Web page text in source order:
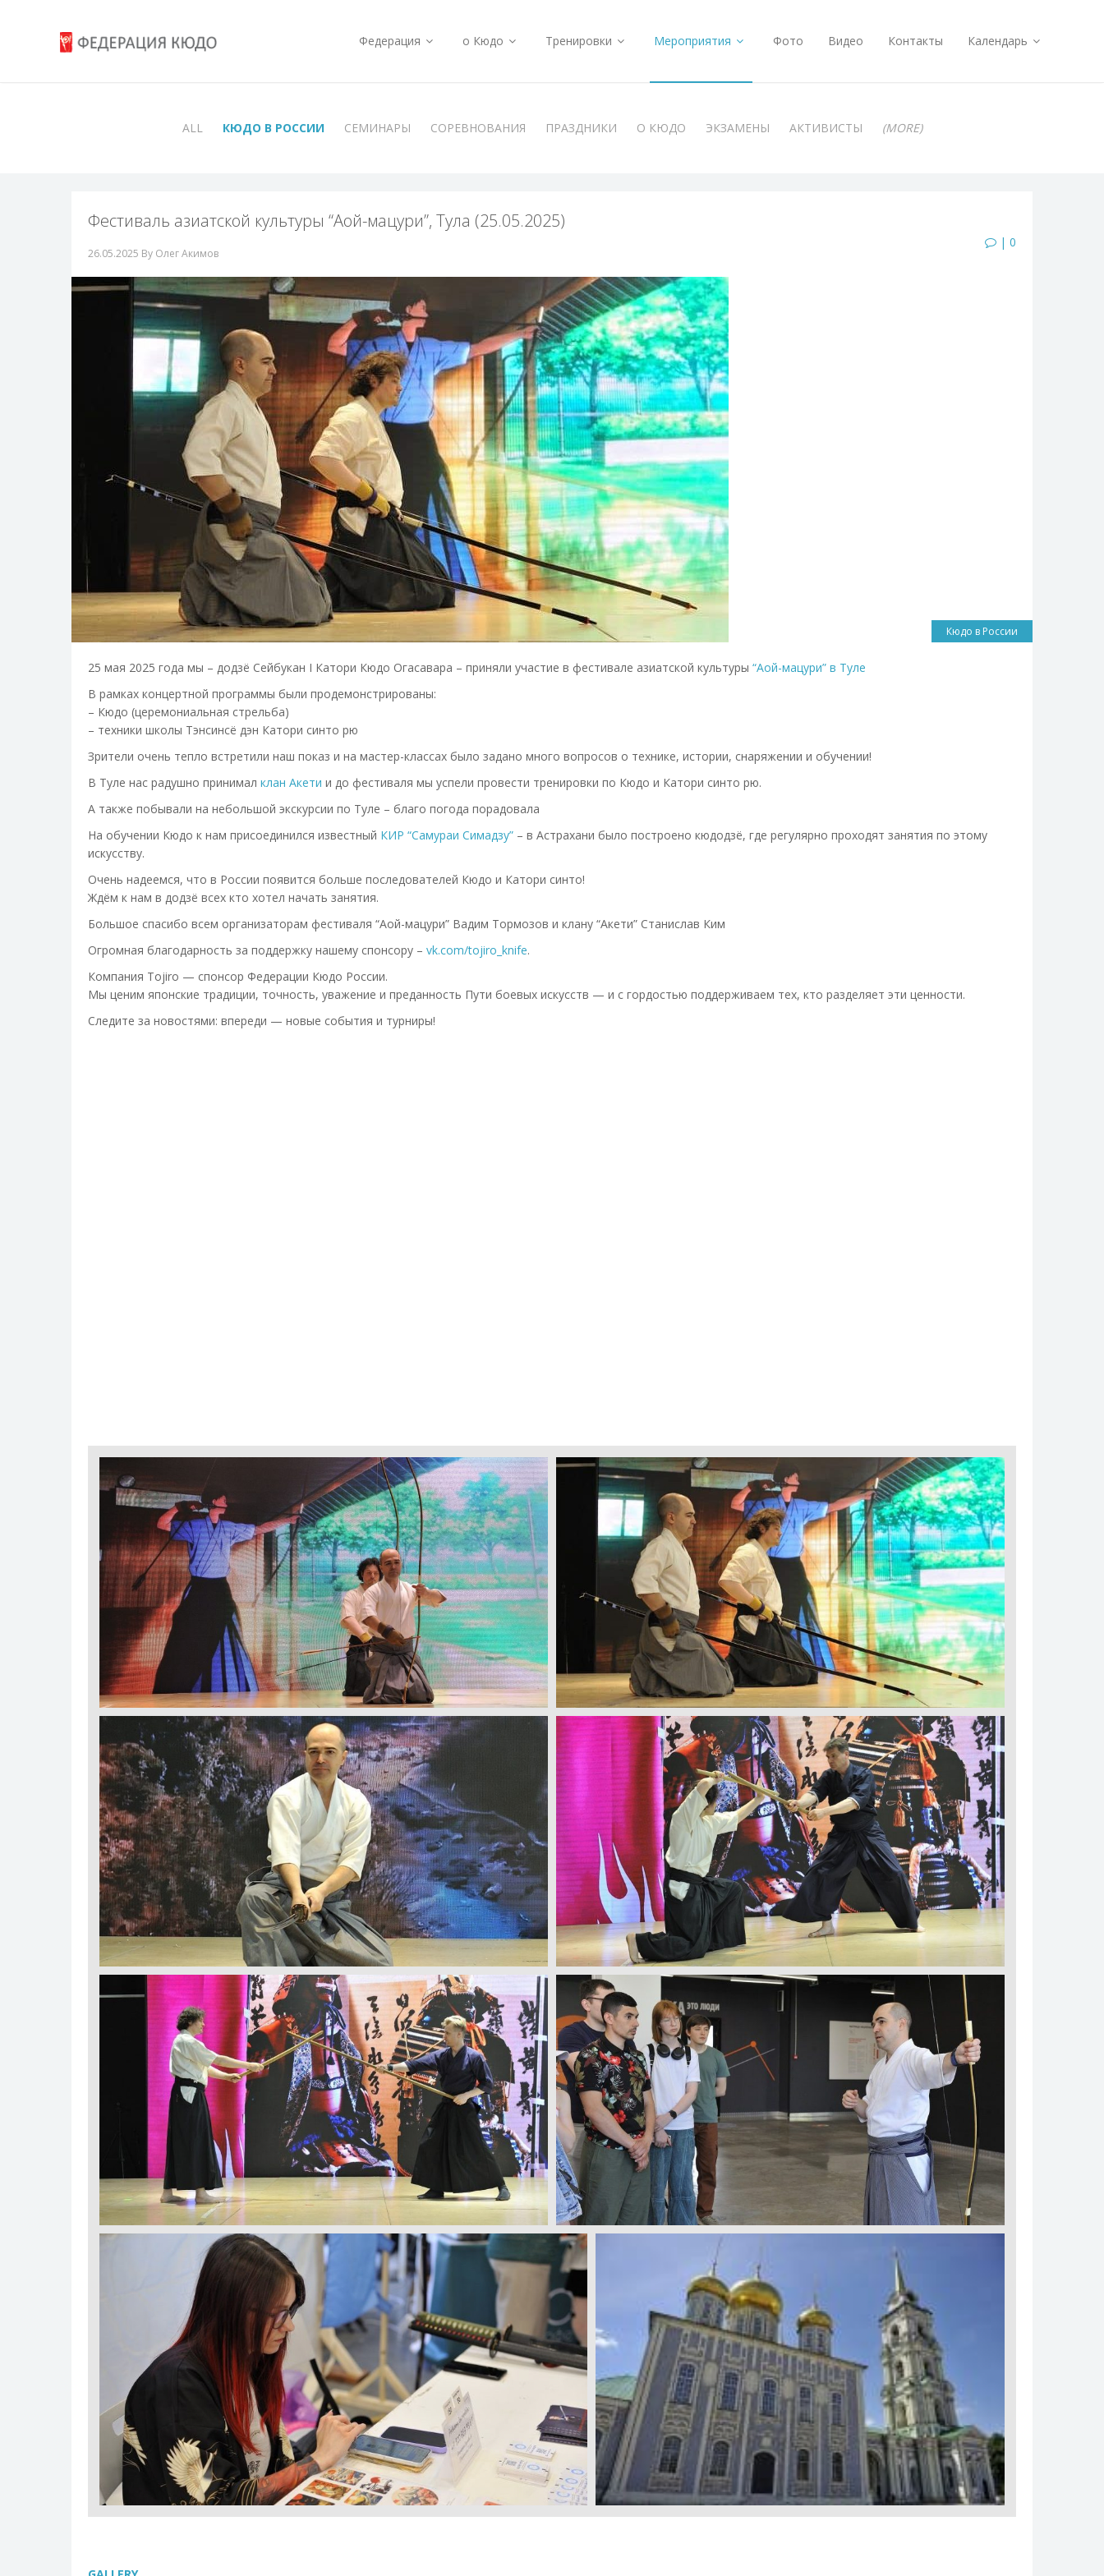
Федерация о Кюдо Тренировки Мероприятия Фото Видео Контакты Календарь
ALL КЮДО В РОССИИ СЕМИНАРЫ СОРЕВНОВАНИЯ ПРАЗДНИКИ О КЮДО ЭКЗАМЕНЫ АКТИВИСТЫ (MORE)
Фестиваль азиатской культуры “Аой-мацури”, Тула (25.05.2025)
26.05.2025 By Олег Акимов
| 0
Кюдо в России
25 мая 2025 года мы – додзё Сейбукан I Катори Кюдо Огасавара – приняли участие в фестивале азиатской культуры “Аой-мацури” в Туле
В рамках концертной программы были продемонстрированы:
– Кюдо (церемониальная стрельба)
– техники школы Тэнсинсё дэн Катори синто рю
Зрители очень тепло встретили наш показ и на мастер-классах было задано много вопросов о технике, истории, снаряжении и обучении!
В Туле нас радушно принимал клан Акети и до фестиваля мы успели провести тренировки по Кюдо и Катори синто рю.
А также побывали на небольшой экскурсии по Туле – благо погода порадовала
На обучении Кюдо к нам присоединился известный КИР “Самураи Симадзу” – в Астрахани было построено кюдодзё, где регулярно проходят занятия по этому
искусству.
Очень надеемся, что в России появится больше последователей Кюдо и Катори синто!
Ждём к нам в додзё всех кто хотел начать занятия.
Большое спасибо всем организаторам фестиваля “Аой-мацури” Вадим Тормозов и клану “Акети” Станислав Ким
Огромная благодарность за поддержку нашему спонсору – vk.com/tojiro_knife.
Компания Tojiro — спонсор Федерации Кюдо России.
Мы ценим японские традиции, точность, уважение и преданность Пути боевых искусств — и с гордостью поддерживаем тех, кто разделяет эти ценности.
Следите за новостями: впереди — новые события и турниры!